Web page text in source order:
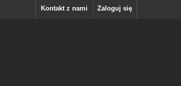
Zaloguj się
Kontakt z nami